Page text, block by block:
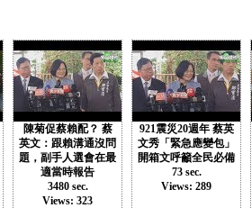
陳菊促蔡賴配？ 蔡
英文：跟賴溝通沒問
題，副手人選會在最
適當時報告
3480 sec.
Views: 323
921震災20週年 蔡英
文秀「緊急應變包」
開箱文呼籲全民必備
73 sec.
Views: 289